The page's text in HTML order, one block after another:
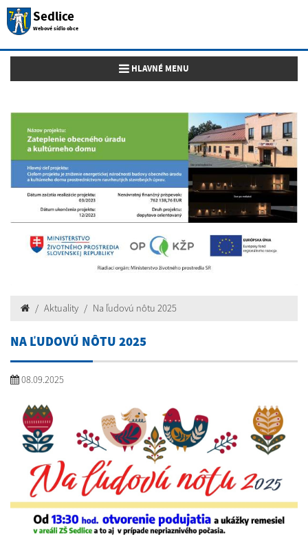
Sedlice
Webové sídlo obce
Toggle navigation
HLAVNÉ MENU
Aktuality Na ľudovú nôtu 2025
NA ĽUDOVÚ NÔTU 2025
08.09.2025